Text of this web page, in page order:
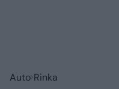
Auto Rinka